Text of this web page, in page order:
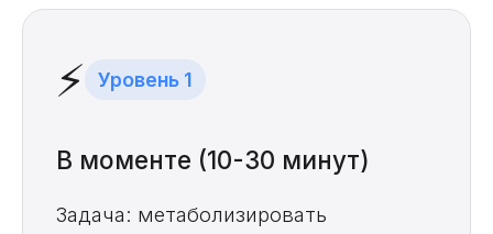
⚡ Уровень 1
В моменте (10-30 минут)
Задача: метаболизировать